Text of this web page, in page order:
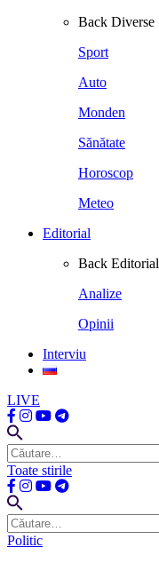
Back Diverse
Sport
Auto
Monden
Sănătate
Horoscop
Meteo
Editorial
Back Editorial
Analize
Opinii
Interviu
LIVE
Caută
după:
Toate stirile
Caută
după:
Politic